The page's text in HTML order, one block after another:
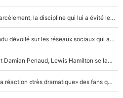
F1 - Lewis Hamilton victime de harcèlement, la discipline qui lui a évité le pire : «J'aurais probablement mal tourné»
Lewis Hamilton : Le talent inattendu dévoilé sur les réseaux sociaux qui a impressionné Kim Kardashian pendant leurs vacances en amoureux !
F1 : Comme Antoine Griezmann et Damian Penaud, Lewis Hamilton se lance dans le business des cartes à collectionner !
F1 : Max Verstappen et Red Bull, la réaction «très dramatique» des fans qui agace le quadruple champion du monde !